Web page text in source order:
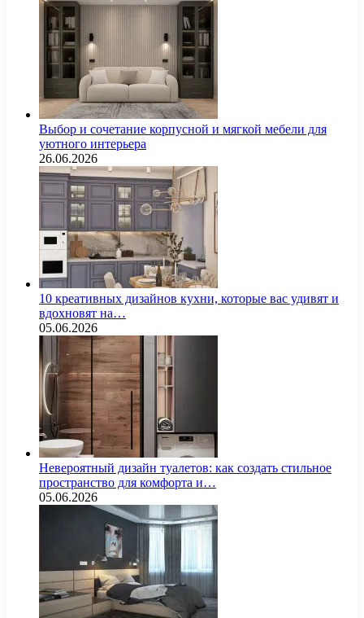
Выбор и сочетание корпусной и мягкой мебели для
уютного интерьера
26.06.2026
10 креативных дизайнов кухни, которые вас удивят и
вдохновят на…
05.06.2026
Невероятный дизайн туалетов: как создать стильное
пространство для комфорта и…
05.06.2026